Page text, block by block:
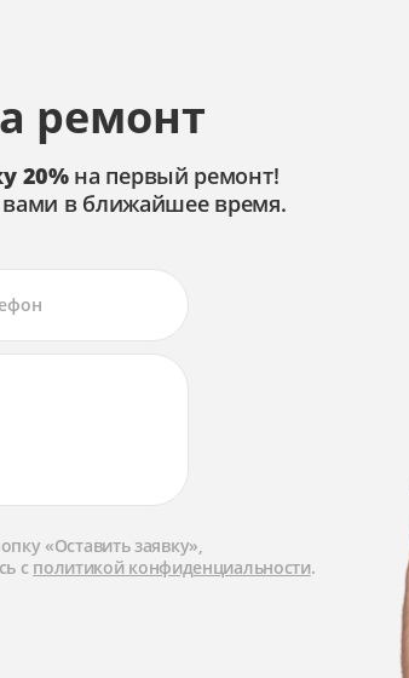
ремонт
20%на первый ремонт!
в ближайшее время.
«Оставить заявку»,
с политикой конфиденциальности.